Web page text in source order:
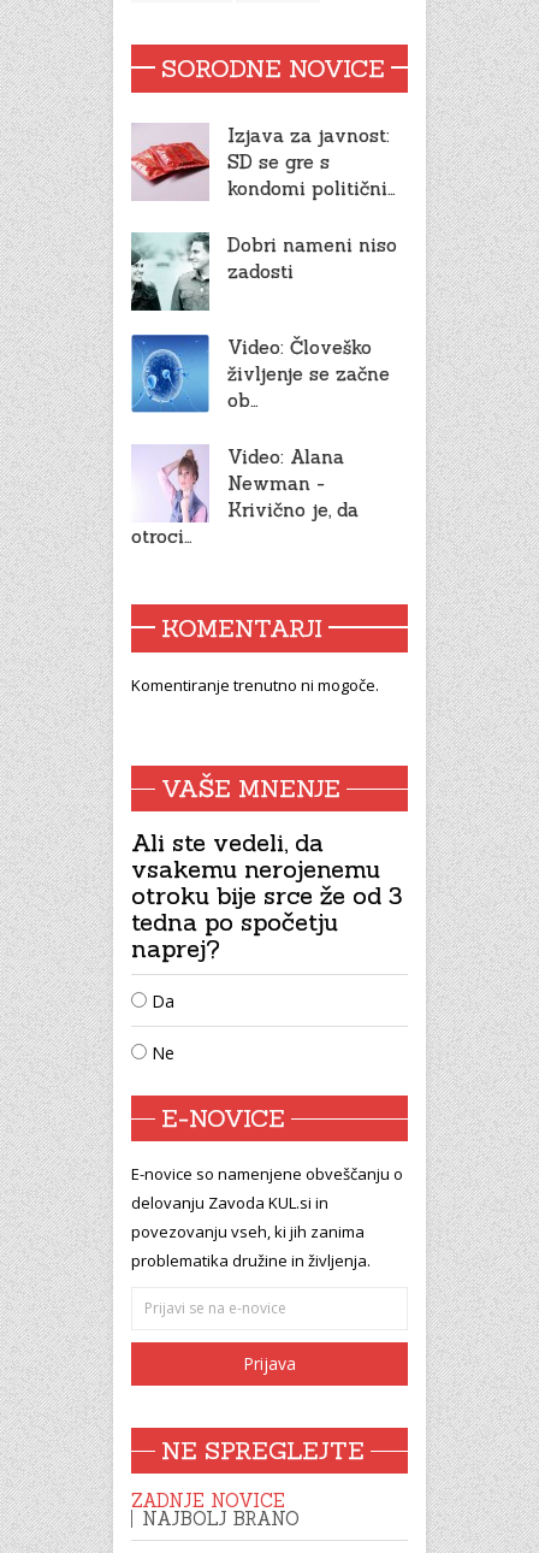
SORODNE NOVICE
Izjava za javnost:
SD se gre s
kondomi politični…
Dobri nameni niso
zadosti
Video: Človeško
življenje se začne
ob…
Video: Alana
Newman -
Krivično je, da
otroci…
KOMENTARJI
Komentiranje trenutno ni mogoče.
VAŠE MNENJE
Ali ste vedeli, da
vsakemu nerojenemu
otroku bije srce že od 3
tedna po spočetju
naprej?
Da
Ne
E-NOVICE
E-novice so namenjene obveščanju o
delovanju Zavoda KUL.si in
povezovanju vseh, ki jih zanima
problematika družine in življenja.
NE SPREGLEJTE
ZADNJE NOVICE
NAJBOLJ BRANO